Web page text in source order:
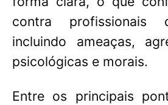
contra profissionais
incluindo ameaças,
psicológicas e morais.
Entre os principais